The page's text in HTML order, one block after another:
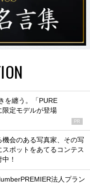
を纏う。「PURE
限定モデルが登場
PR
会のある写真家、その写
ポットをあてるコンテス
！
法人プラン